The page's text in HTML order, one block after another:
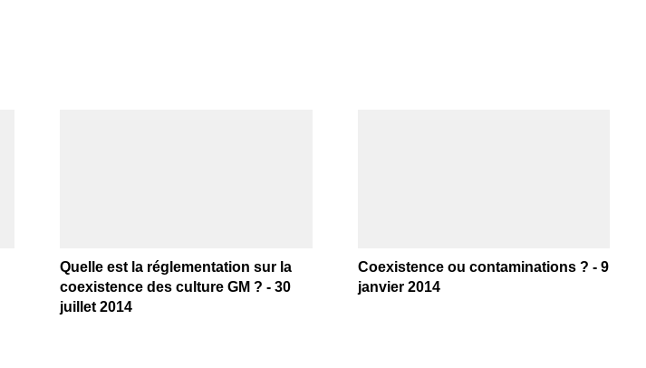
Quelle est la réglementation sur la
coexistence des culture GM ? - 30
juillet 2014
Coexistence ou contaminations ? - 9
janvier 2014